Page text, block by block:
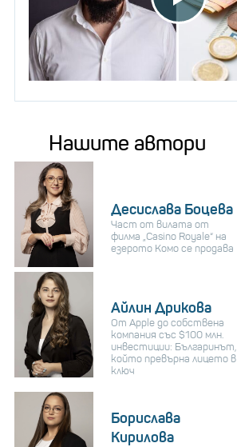
Нашите автори
Десислава Боцева
Част от вилата от
филма „Casino Royale“ на
езерото Комо се продава
Айлин Дрикова
От Apple до собствена
компания със $100 млн.
инвестиции: Българинът,
който превърна лицето в
ключ
Борислава
Кирилова